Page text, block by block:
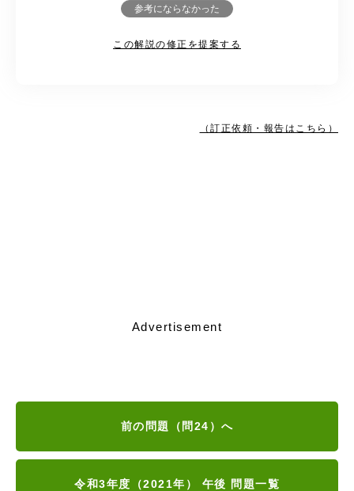
参考にならなかった
この解説の修正を提案する
（訂正依頼・報告はこちら）
Advertisement
前の問題（問24）へ
令和3年度（2021年） 午後 問題一覧